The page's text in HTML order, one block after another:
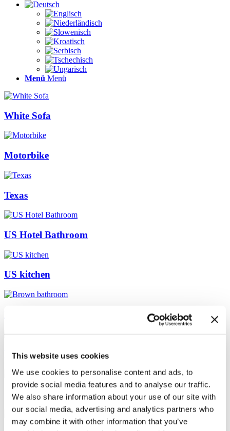
This website uses cookies
We use cookies to personalise content and ads, to
provide social media features and to analyse our traffic.
We also share information about your use of our site with
our social media, advertising and analytics partners who
may combine it with other information that you’ve
Menü Menü
White Sofa
Motorbike
Texas
US Hotel Bathroom
US kitchen
Venice Beach
Japanese